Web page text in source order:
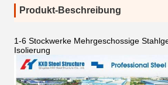
Produkt-Beschreibung
1-6 Stockwerke Mehrgeschossige
Isolierung